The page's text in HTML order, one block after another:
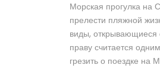
Морская прогулка на
прелести пляжной
виды, открывающиеся
праву считается
грезить о поездке